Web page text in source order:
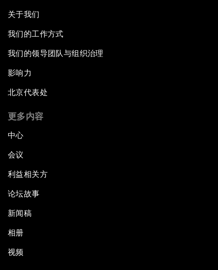
关于我们
我们的工作方式
我们的领导团队与组织治理
影响力
北京代表处
更多内容
中心
会议
利益相关方
论坛故事
新闻稿
相册
视频